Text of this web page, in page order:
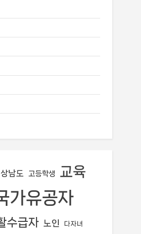
남도 고등학생 교육
가유공자
수급자 노인 다자녀